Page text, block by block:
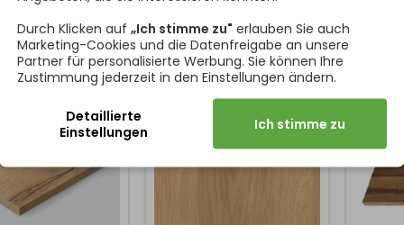
umleimt, um
Stößen und
mechanischen
zu
Die Oberfläche
aus einem
Laminat, das
bei intensiver
Nutzung...
In den Warenkorb
geben einfach Ihre
gewünschten Maße an und
bestellen genau nach Ihren
Wünschen. Bitte beachten
Sie, dass die Herstellung
der Tischplatten eine...
 In den Warenkorb
wird
Sie,
der
Durch Klicken auf „Ich stimme zu" erlauben Sie auch
Marketing-Cookies und die Datenfreigabe an unsere
Partner für personalisierte Werbung. Sie können Ihre
Zustimmung jederzeit in den Einstellungen ändern.
Detaillierte
Einstellungen
Ich stimme zu